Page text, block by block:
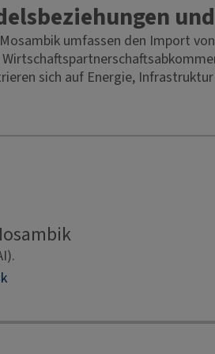
umfassen den Import
sich auf Energie,